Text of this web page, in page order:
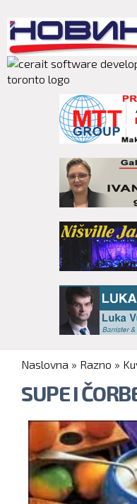
main
You are here
Naslovna » Razno »
SUPE I